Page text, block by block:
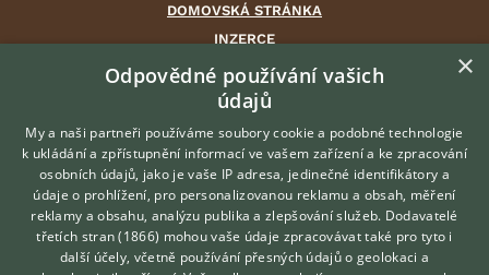
DOMOVSKÁ STRÁNKA
INZERCE
DISKUSE
ČLÁNKY
ATLAS
O nás
Kontakt
Možnosti zvýraznění inzerátů
Hledáte zvířecího kamaráda?
Zdarma vám poradí
×
Odpovědné používání vašich
údajů
My a naši partneři používáme soubory cookie a podobné technologie
k ukládání a zpřístupnění informací ve vašem zařízení a ke zpracování
osobních údajů, jako je vaše IP adresa, jedinečné identifikátory a
údaje o prohlížení, pro personalizovanou reklamu a obsah, měření
reklamy a obsahu, analýzu publika a zlepšování služeb. Dodavatelé
třetích stran (1866) mohou vaše údaje zpracovávat také pro tyto i
další účely, včetně používání přesných údajů o geolokaci a